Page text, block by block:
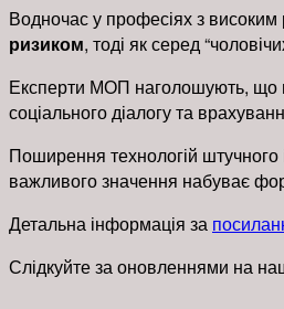
Водночас у професіях з високим
ризиком, тоді як серед
Експерти МОП наголошують, що
соціального діалогу та
Поширення технологій штучного
важливого значення набуває
Детальна інформація за
Слідкуйте за оновленнями на